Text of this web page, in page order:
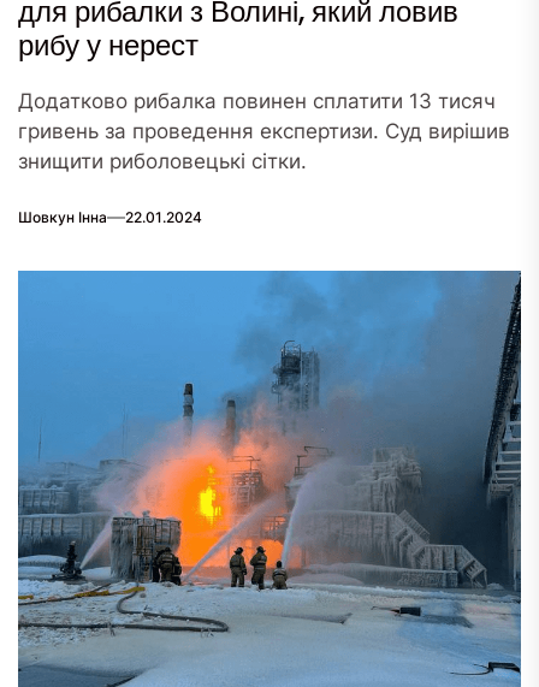
для рибалки з Волині, який ловив
рибу у нерест
Додатково рибалка повинен сплатити 13 тисяч
гривень за проведення експертизи. Суд вирішив
знищити риболовецькі сітки.
Шовкун Інна 22.01.2024